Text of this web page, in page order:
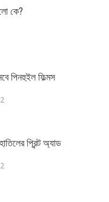
কে?
পিনহুইল ফিল্মস
প্রিন্ট অ্যাড